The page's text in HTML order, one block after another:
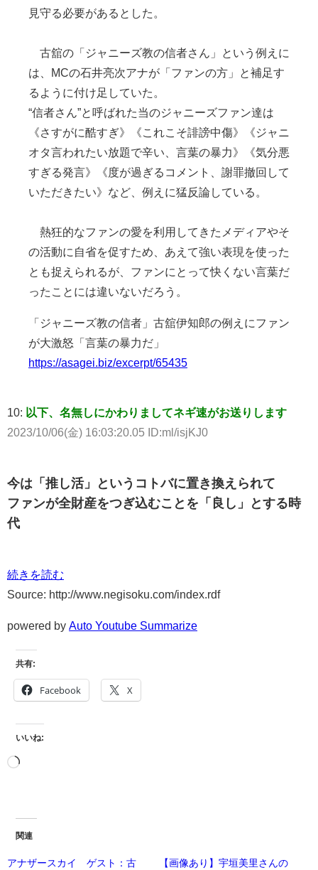
見守る必要があるとした。
古舘の「ジャニーズ教の信者さん」という例えに
は、MCの石井亮次アナが「ファンの方」と補足す
るように付け足していた。
“信者さん”と呼ばれた当のジャニーズファン達は
《さすがに酷すぎ》《これこそ誹謗中傷》《ジャニ
オタ言われたい放題で辛い、言葉の暴力》《気分悪
すぎる発言》《度が過ぎるコメント、謝罪撤回して
いただきたい》など、例えに猛反論している。
熱狂的なファンの愛を利用してきたメディアやそ
の活動に自省を促すため、あえて強い表現を使った
とも捉えられるが、ファンにとって快くない言葉だ
ったことには違いないだろう。
「ジャニーズ教の信者」古舘伊知郎の例えにファン
が大激怒「言葉の暴力だ」
https://asagei.biz/excerpt/65435
10: 以下、名無しにかわりましてネギ速がお送りします
2023/10/06(金) 16:03:20.05 ID:ml/isjKJ0
今は「推し活」というコトバに置き換えられて
ファンが全財産をつぎ込むことを「良し」とする時
代
続きを読む
Source: http://www.negisoku.com/index.rdf
powered by Auto Youtube Summarize
共有:
Facebook X
いいね:
関連
アナザースカイ ゲスト：古 【画像あり】宇垣美里さんの